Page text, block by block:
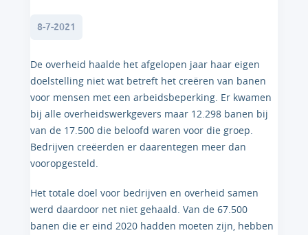
8-7-2021
De overheid haalde het afgelopen jaar haar eigen
doelstelling niet wat betreft het creëren van banen
voor mensen met een arbeidsbeperking. Er kwamen
bij alle overheidswerkgevers maar 12.298 banen bij
van de 17.500 die beloofd waren voor die groep.
Bedrijven creëerden er daarentegen meer dan
vooropgesteld.
Het totale doel voor bedrijven en overheid samen
werd daardoor net niet gehaald. Van de 67.500
banen die er eind 2020 hadden moeten zijn, hebben